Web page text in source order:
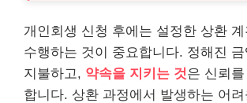
개인회생 신청 후에는 설정한 상환 계
수행하는 것이 중요합니다. 정해진 금
지불하고, 약속을 지키는 것은 신뢰
합니다. 상환 과정에서 발생하는 어